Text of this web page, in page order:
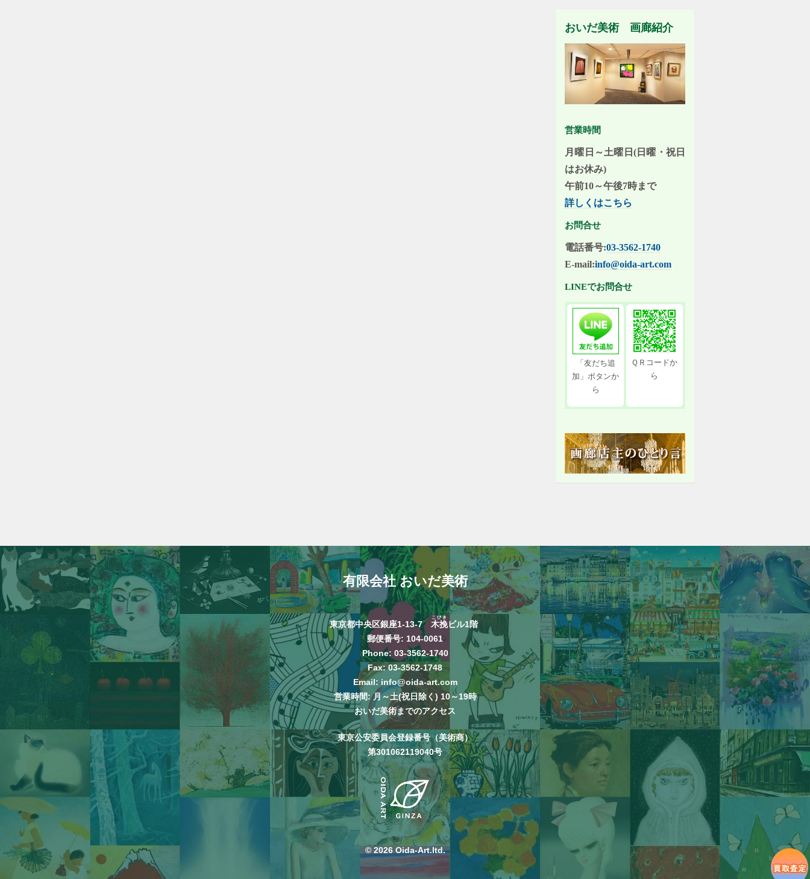
おいだ美術 画廊紹介
営業時間
月曜日～土曜日(日曜・祝日
はお休み)
午前10～午後7時まで
詳しくはこちら
お問合せ
電話番号:03-3562-1740
E-mail:info@oida-art.com
LINEでお問合せ
「友だち追
加」ボタンか
ら
ＱＲコードか
ら
有限会社 おいだ美術
東京都中央区銀座1-13-7 木挽
こびき
ビル1階
郵便番号: 104-0061
Phone: 03-3562-1740
Fax: 03-3562-1748
Email: info@oida-art.com
営業時間: 月～土(祝日除く) 10～19時
おいだ美術までのアクセス
東京公安委員会登録番号（美術商）
第301062119040号
© 2026 Oida-Art.ltd.